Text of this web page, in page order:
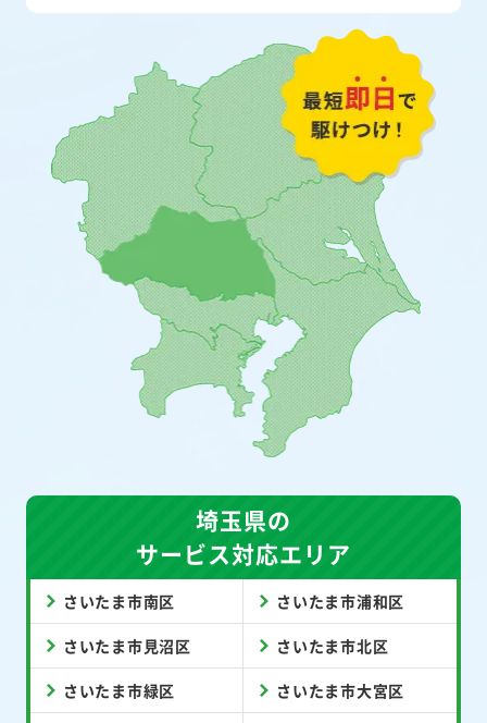
埼玉県の
サービス対応エリア
さいたま市南区 さいたま市浦和区
さいたま市見沼区 さいたま市北区
さいたま市緑区 さいたま市大宮区